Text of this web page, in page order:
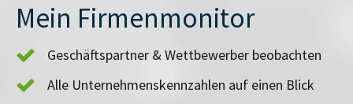
Mein Firmenmonitor
Geschäftspartner & Wettbewerber beobachten
Alle Unternehmenskennzahlen auf einen Blick